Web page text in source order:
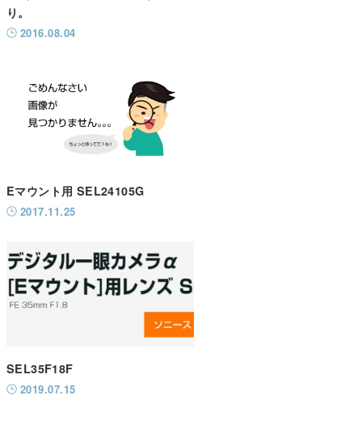
り。
2016.08.04
Eマウント用 SEL24105G
2017.11.25
SEL35F18F
2019.07.15